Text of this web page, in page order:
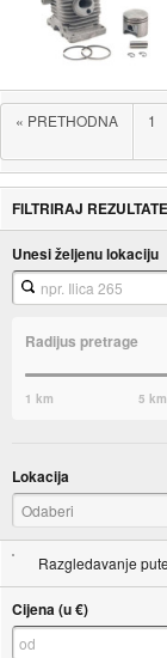
« PRETHODNA 1
FILTRIRAJ REZULTATE
Unesi željenu lokaciju
Radijus pretrage
1 km 5 km
Lokacija
Odaberi
Razgledavanje
Cijena (u €)